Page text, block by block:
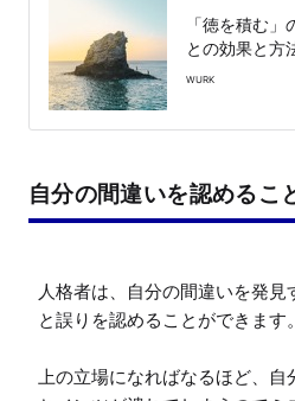
「徳を積む
との効果と方
WURK
自分の間違いを認めるこ
人格者は、自分の間違いを発
と誤りを認めることができます。
上の立場になればなるほど、自